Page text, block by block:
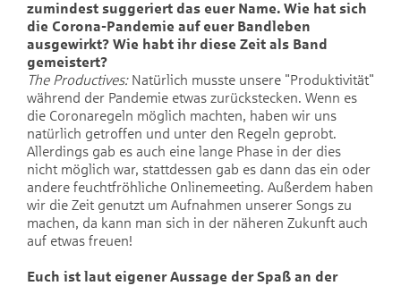
zumindest suggeriert das euer Name. Wie hat sich
die Corona-Pandemie auf euer Bandleben
ausgewirkt? Wie habt ihr diese Zeit als Band
gemeistert?
The Productives:Natürlich musste unsere "Produktivität"
während der Pandemie etwas zurückstecken. Wenn es
die Coronaregeln möglich machten, haben wir uns
natürlich getroffen und unter den Regeln geprobt.
Allerdings gab es auch eine lange Phase in der dies
nicht möglich war, stattdessen gab es dann das ein oder
andere feuchtfröhliche Onlinemeeting. Außerdem haben
wir die Zeit genutzt um Aufnahmen unserer Songs zu
machen, da kann man sich in der näheren Zukunft auch
auf etwas freuen!
Euch ist laut eigener Aussage der Spaß an der